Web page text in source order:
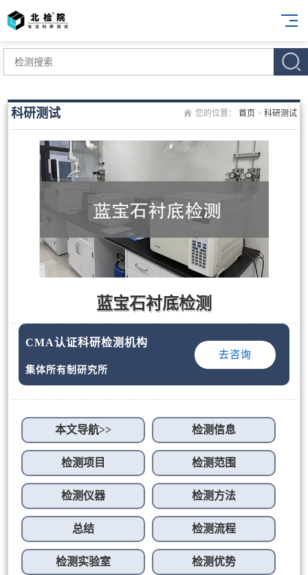
您的位置： 首页 > 科研测试
科研测试
蓝宝石衬底检测
CMA认证科研检测机构
集体所有制研究所
去咨询
本文导航>> 检测信息
检测项目 检测范围
检测仪器 检测方法
总结 检测流程
检测实验室 检测优势